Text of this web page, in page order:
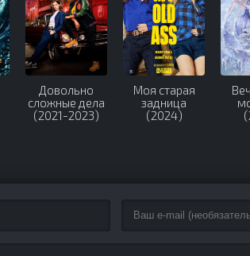
Довольно
сложные дела
(2021-2023)
Моя старая
задница
(2024)